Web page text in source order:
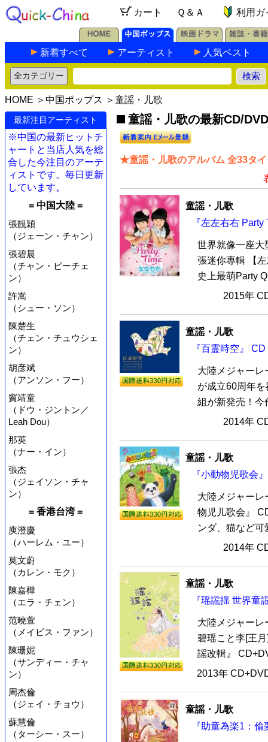
カート Ｑ＆Ａ 利用ガ
新着すべて アーティスト 人気ベスト
HOME ＞ 中国ポップス ＞童謡・儿歌
最新注目アーティスト
※中国の最新ヒットチ
ャートと当店人気を総
合した今注目のアーテ
ィストです。毎日更新
しています。
= 中国大陸 =
張靚穎
（ジェーン・チャン）
張碧晨
（チャン・ビーチェ
ン）
許嵩
（シュー・ソン）
陳楚生
（チェン・チュウシェ
ン）
胡彦斌
（アンソン・フー）
竇靖童
（ドウ・ジントン／
Leah Dou）
那英
（ナー・イン）
張杰
（ジェイソン・チャ
ン）
= 香港台湾 =
庾澄慶
（ハーレム・ユー）
莫文蔚
（カレン・モク）
陳嘉樺
（エラ・チェン）
范曉萱
（メイビス・ファン）
陳珊妮
（サンディー・チャ
ン）
周杰倫
（ジェイ・チョウ）
蘇慧倫
（ターシー・スー）
童謡・儿歌の最新CD/DVD
★童謡・儿歌のアルバム 全33タ
童謡・儿歌
『左左右右
世界就像一座大
張迷你專輯 【
史上最萌Party
2015年
童謡・儿歌
『百霊時空』
大陸メジャーレ
が成立60周年
組が新発売！今
2014年
童謡・儿歌
『小動物児歌会
大陸メジャーレ
物児儿歌会』
ンダ、猫など
2014年
童謡・儿歌
『瑶謡揺 世界童
大陸メジャーレ
碧瑶こと李[王
謡改輯』
2013年
童謡・儿歌
『助童為楽1：